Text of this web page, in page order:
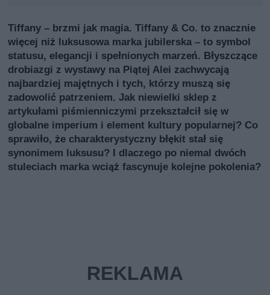
Tiffany – brzmi jak magia. Tiffany & Co. to znacznie
więcej niż luksusowa marka jubilerska – to symbol
statusu, elegancji i spełnionych marzeń. Błyszczące
drobiazgi z wystawy na Piątej Alei zachwycają
najbardziej majętnych i tych, którzy muszą się
zadowolić patrzeniem. Jak niewielki sklep z
artykułami piśmienniczymi przekształcił się w
globalne imperium i element kultury popularnej? Co
sprawiło, że charakterystyczny błękit stał się
synonimem luksusu? I dlaczego po niemal dwóch
stuleciach marka wciąż fascynuje kolejne pokolenia?